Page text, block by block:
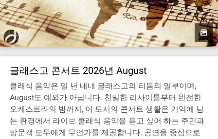
글래스고 콘서트 2026년 August
클래식 음악은 일 년 내내 글래스고의 리듬의 일부이며,
August도 예외가 아닙니다. 친밀한 리사이틀부터 완전한
오케스트라의 밤까지, 이 도시의 콘서트 생활은 기억에 남
는 환경에서 라이브 클래식 음악을 듣고 싶어 하는 주민과
방문객 모두에게 무언가를 제공합니다. 공연을 중심으로